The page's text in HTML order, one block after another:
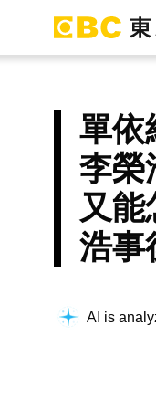
單依
李榮
又
浩事
AI is